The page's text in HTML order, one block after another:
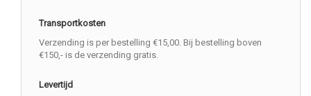
Transportkosten
Verzending is per bestelling €15,00. Bij bestelling boven
€150,- is de verzending gratis.
Levertijd